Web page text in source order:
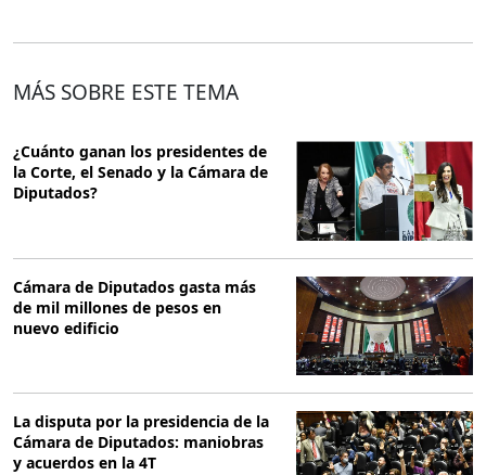
MÁS SOBRE ESTE TEMA
¿Cuánto ganan los presidentes de
la Corte, el Senado y la Cámara de
Diputados?
Cámara de Diputados gasta más
de mil millones de pesos en
nuevo edificio
La disputa por la presidencia de la
Cámara de Diputados: maniobras
y acuerdos en la 4T